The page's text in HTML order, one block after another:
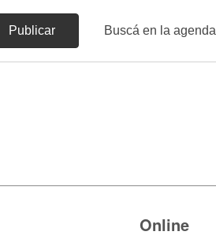
Publicar Buscá en la agenda
Online